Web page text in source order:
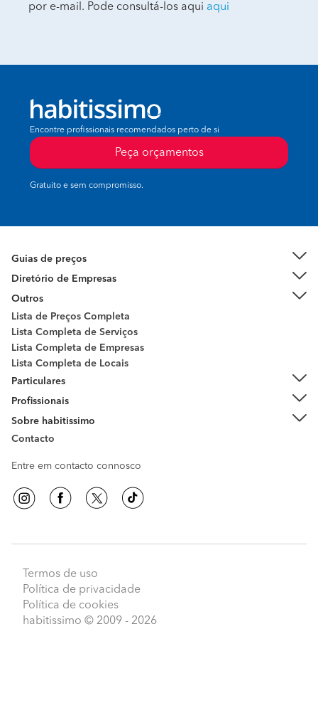
por e-mail. Pode consultá-los aqui aqui
Encontre profissionais recomendados perto de si
Peça orçamentos
Gratuito e sem compromisso.
Guias de preços
Diretório de Empresas
Outros
Lista de Preços Completa
Lista Completa de Serviços
Lista Completa de Empresas
Lista Completa de Locais
Particulares
Profissionais
Sobre habitissimo
Contacto
Entre em contacto connosco
Termos de uso
Política de privacidade
Política de cookies
habitissimo © 2009 - 2026